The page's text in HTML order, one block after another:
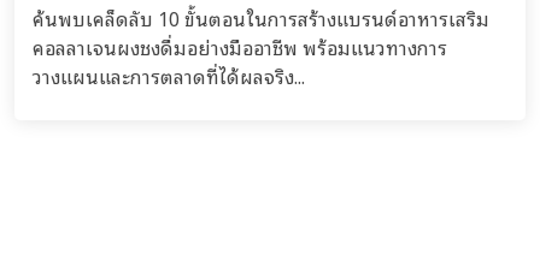
ค้นพบเคล็ดลับ 10 ขั้นตอนในการสร้างแบรนด์อาหารเสริม
คอลลาเจนผงชงดื่มอย่างมืออาชีพ พร้อมแนวทางการ
วางแผนและการตลาดที่ได้ผลจริง...